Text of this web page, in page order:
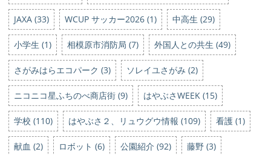
JAXA (33) WCUP サッカー2026 (1) 中高生 (29)
小学生 (1) 相模原市消防局 (7) 外国人との共生 (49)
さがみはらエコパーク (3) ソレイユさがみ (2)
ニコニコ星ふちのべ商店街 (9) はやぶさWEEK (15)
学校 (110) はやぶさ２、リュウグウ情報 (109) 看護 (1)
献血 (2) ロボット (6) 公園紹介 (92) 藤野 (3)